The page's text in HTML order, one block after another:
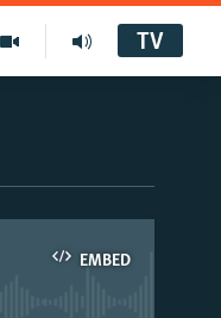
TV
EMBED